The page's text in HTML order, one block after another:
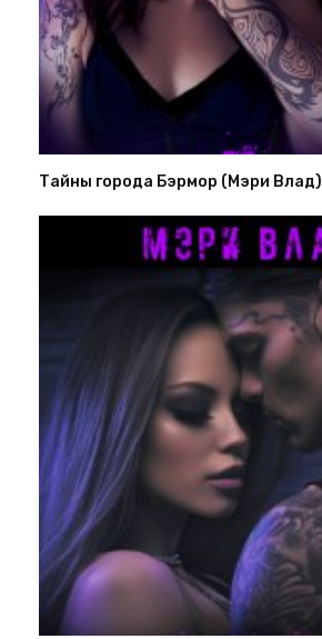
Тайны города Бэрмор (Мэри Влад)